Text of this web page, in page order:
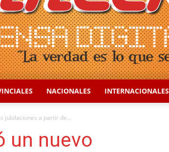
NACIONALES INTERNACIONALES
jubilaciones a partir de...
un nuevo